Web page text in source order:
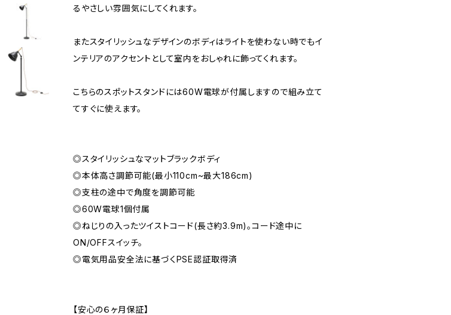
るやさしい雰囲気にしてくれます。
またスタイリッシュなデザインのボディはライトを使わない時でもイ
ンテリアのアクセントとして室内をおしゃれに飾ってくれます。
こちらのスポットスタンドには60W電球が付属しますので組み立て
てすぐに使えます。
◎スタイリッシュなマットブラックボディ
◎本体高さ調節可能(最小110cm~最大186cm)
◎支柱の途中で角度を調節可能
◎60W電球1個付属
◎ねじりの入ったツイストコード(長さ約3.9m)。コード途中に
ON/OFFスイッチ。
◎電気用品安全法に基づくPSE認証取得済
【安心の６ヶ月保証】